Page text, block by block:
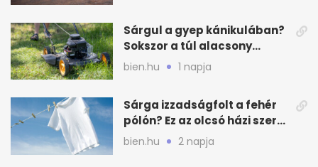
Sárgul a gyep kánikulában?
Sokszor a túl alacsony
fűnyírás a gond
bien.hu 1 napja
Sárga izzadságfolt a fehér
pólón? Ez az olcsó házi szer
beválhat
bien.hu 2 napja